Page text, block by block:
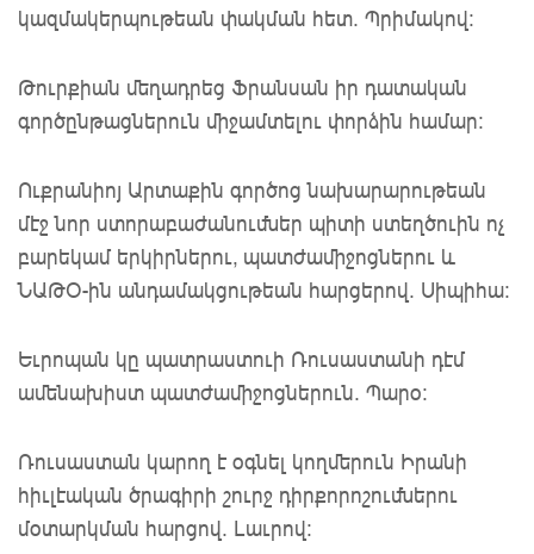
կազմակերպութեան փակման հետ. Պրիմակով:
Թուրքիան մեղադրեց Ֆրանսան իր դատական
գործընթացներուն միջամտելու փորձին համար:
Ուքրանիոյ Արտաքին գործոց նախարարութեան
մէջ նոր ստորաբաժանումներ պիտի ստեղծուին ոչ
բարեկամ երկիրներու, պատժամիջոցներու և
ՆԱԹՕ-ին անդամակցութեան հարցերով. Սիպիհա:
Եւրոպան կը պատրաստուի Ռուսաստանի դէմ
ամենախիստ պատժամիջոցներուն. Պարօ:
Ռուսաստան կարող է օգնել կողմերուն Իրանի
հիւլէական ծրագիրի շուրջ դիրքորոշումներու
մօտարկման հարցով. Լաւրով: